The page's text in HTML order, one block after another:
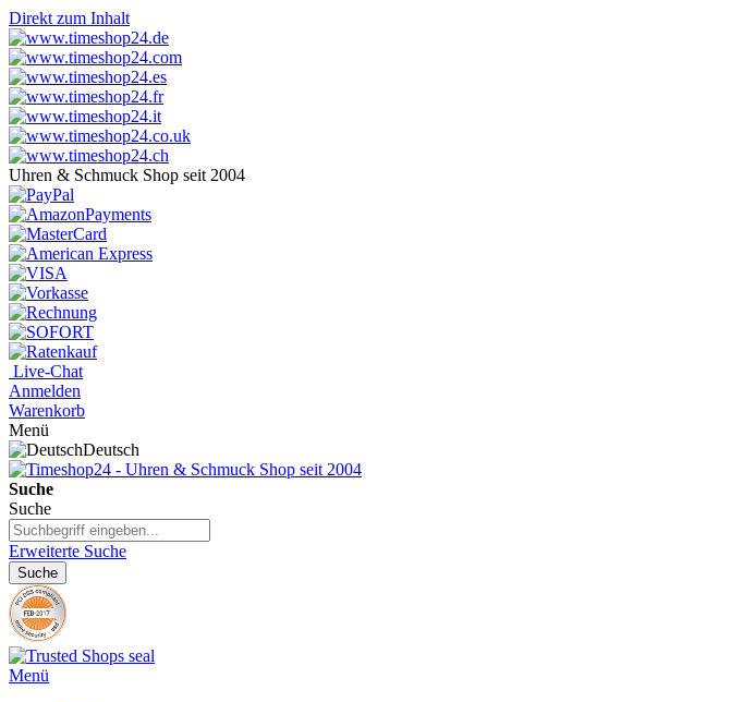
Direkt zum Inhalt
Uhren & Schmuck Shop seit 2004
Live-Chat
Anmelden
Warenkorb
Menü
Deutsch
Suche
Suche
Erweiterte Suche
Suche
Menü